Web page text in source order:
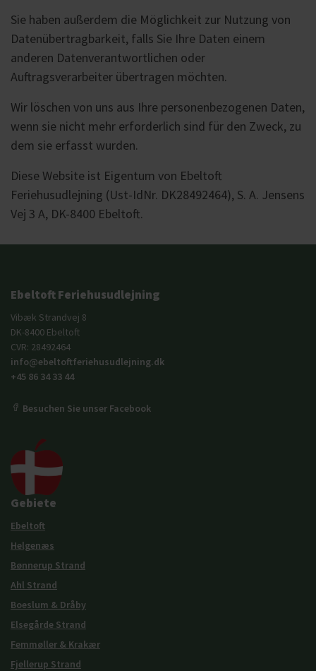
Sie haben außerdem die Möglichkeit zur Nutzung von
Datenübertragbarkeit, falls Sie Ihre Daten einem
anderen Datenverantwortlichen oder
Auftragsverarbeiter übertragen möchten.
Wir löschen von uns aus Ihre personenbezogenen Daten,
wenn sie nicht mehr erforderlich sind für den Zweck, zu
dem sie erfasst wurden.
Diese Website ist Eigentum von Ebeltoft
Feriehusudlejning (Ust-IdNr. DK28492464), S. A. Jensens
Vej 3 A, DK-8400 Ebeltoft.
Ebeltoft Feriehusudlejning
Vibæk Strandvej 8
DK-8400 Ebeltoft
CVR: 28492464
info@ebeltoftferiehusudlejning.dk
+45 86 34 33 44
Besuchen Sie unser Facebook
Gebiete
Ebeltoft
Helgenæs
Bønnerup Strand
Ahl Strand
Boeslum & Dråby
Elsegårde Strand
Femmøller & Krakær
Fjellerup Strand